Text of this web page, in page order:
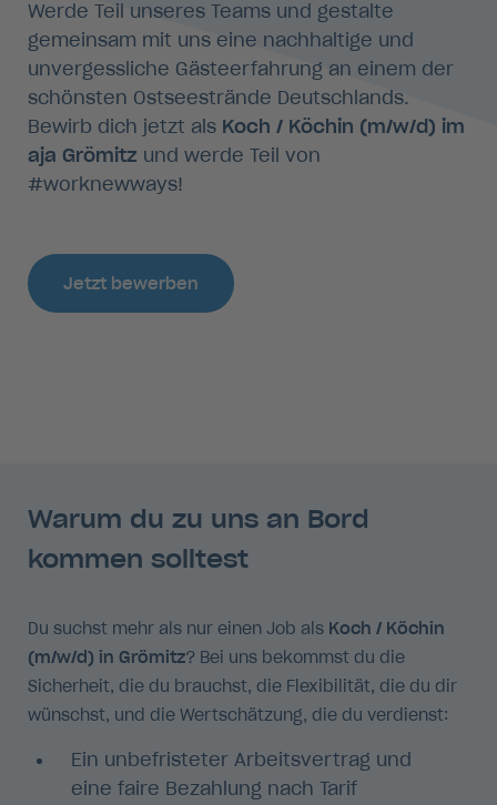
Werde Teil unseres Teams und gestalte
gemeinsam mit uns eine nachhaltige und
unvergessliche Gästeerfahrung an einem der
schönsten Ostseestrände Deutschlands.
Bewirb dich jetzt als Koch / Köchin (m/w/d) im
aja Grömitz und werde Teil von
#worknewways!
Jetzt bewerben
Warum du zu uns an Bord
kommen solltest
Du suchst mehr als nur einen Job als Koch / Köchin
(m/w/d) in Grömitz? Bei uns bekommst du die
Sicherheit, die du brauchst, die Flexibilität, die du dir
wünschst, und die Wertschätzung, die du verdienst:
Ein unbefristeter Arbeitsvertrag und
eine faire Bezahlung nach Tarif